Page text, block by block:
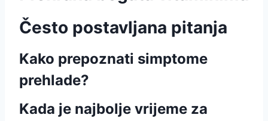
Često postavljana pitanja
Kako prepoznati simptome
prehlade?
Kada je najbolje vrijeme za